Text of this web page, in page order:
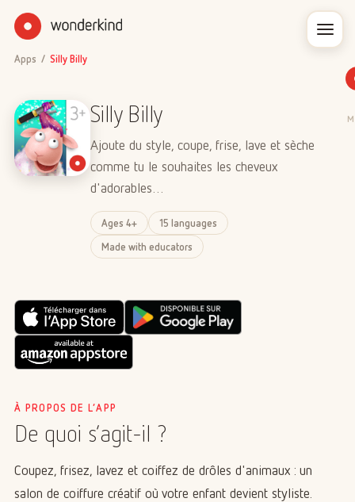
Apps / Silly Billy
Silly Billy
Ajoute du style, coupe, frise, lave et sèche
comme tu le souhaites les cheveux
d'adorables…
Ages 4+
15 languages
Made with educators
À PROPOS DE L’APP
De quoi s’agit-il ?
Coupez, frisez, lavez et coiffez de drôles d'animaux : un
salon de coiffure créatif où votre enfant devient styliste.